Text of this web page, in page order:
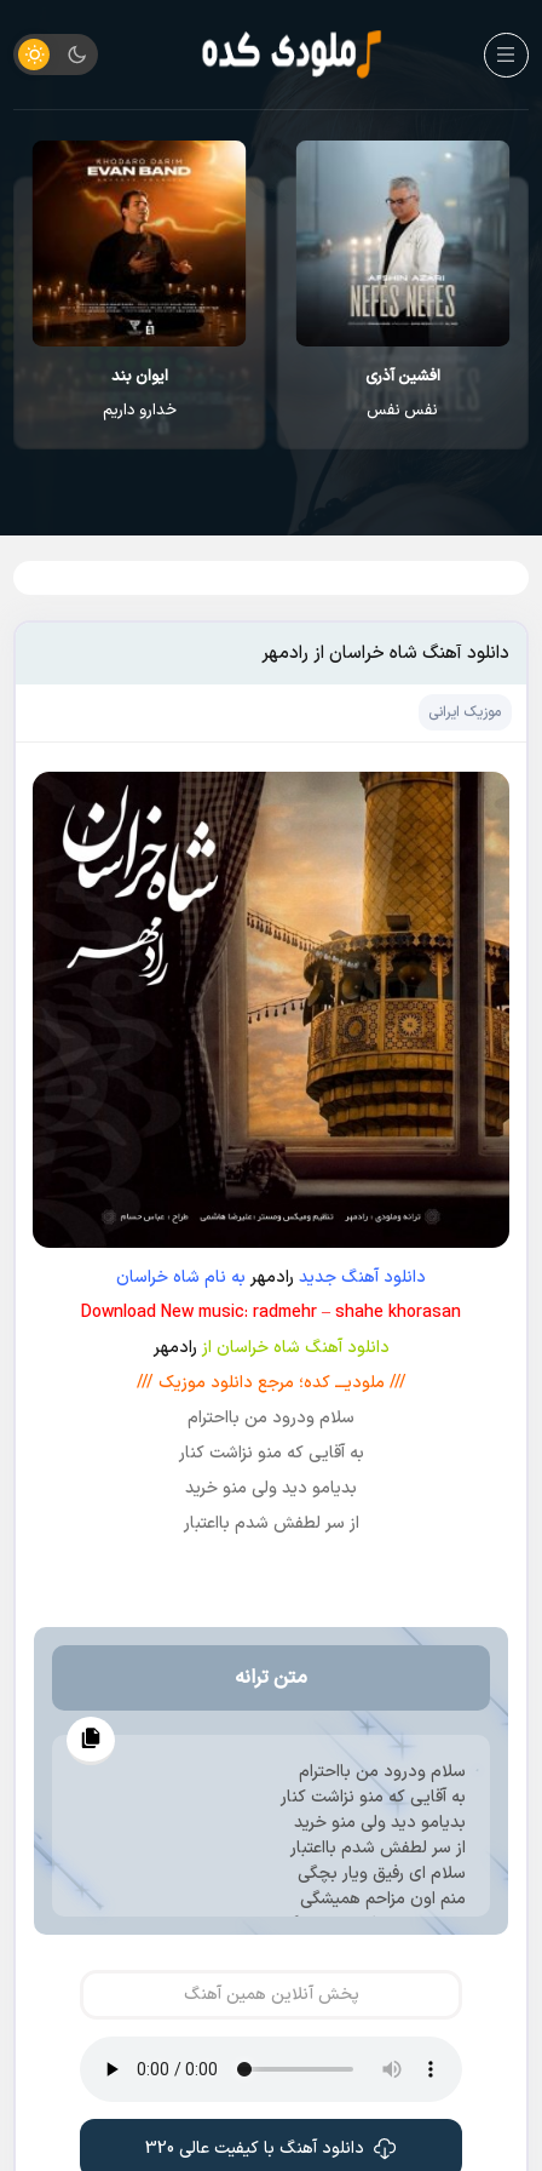
افشین آذری
نفس نفس
ایوان بند
خدارو داریم
دانلود آهنگ شاه خراسان از رادمهر
موزیک ایرانی
دانلود آهنگ جدید رادمهر به نام شاه خراسان
Download New music: radmehr – shahe khorasan
دانلود آهنگ شاه خراسان از رادمهر
/// ملودیـــ کده؛ مرجع دانلود موزیک ///
سلام ودرود من بااحترام
به آقایی که منو نزاشت کنار
بدیامو دید ولی منو خرید
از سر لطفش شدم بااعتبار
متن ترانه
سلام ودرود من بااحترام
به آقایی که منو نزاشت کنار
بدیامو دید ولی منو خرید
از سر لطفش شدم بااعتبار
سلام ای رفیق ویار بچگی
منم اون مزاحم همیشگی
اومدم دردودلامو بهت بگم
تنها امیدم شماست
درمون فقط تو هستی
برای کل ایران
دارالشفا تو هستی
پخش آنلاین همین آهنگ
دانلود آهنگ با کیفیت عالی 320